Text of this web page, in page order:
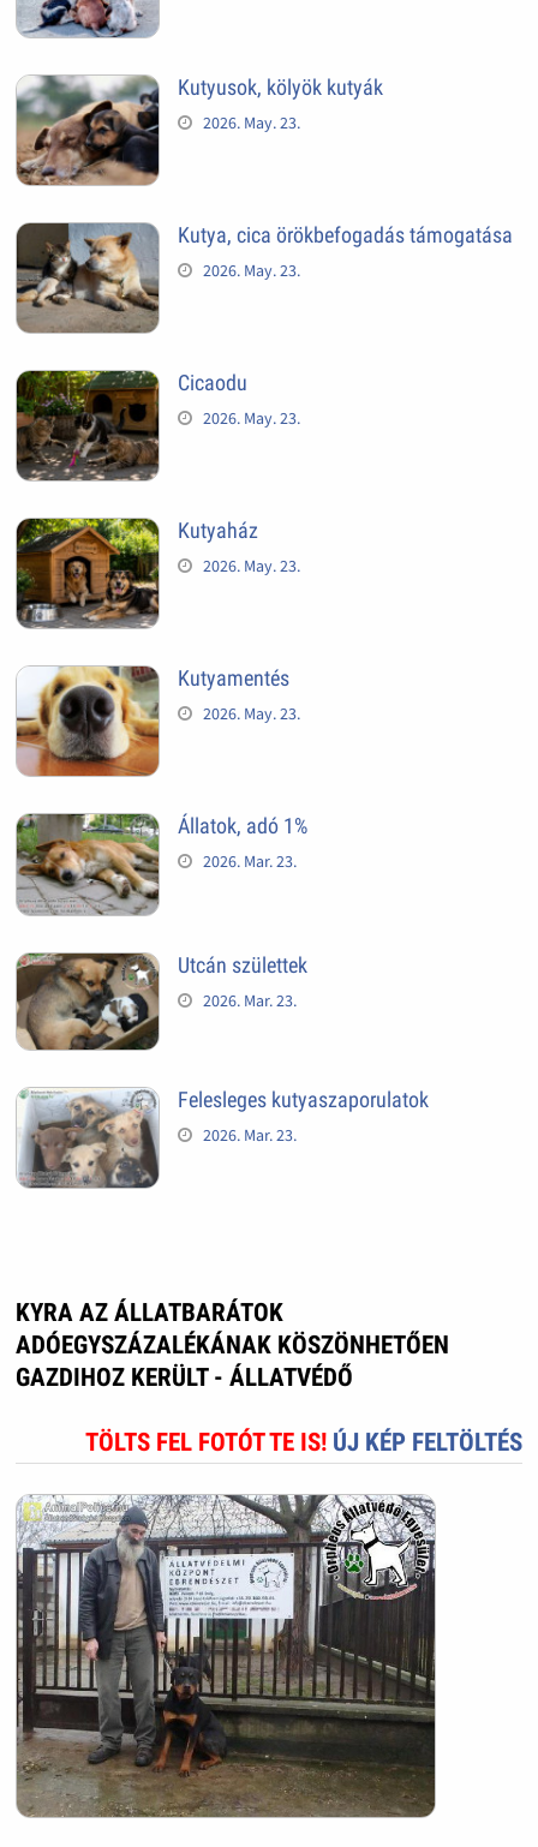
Kutyusok, kölyök kutyák
2026. May. 23.
Kutya, cica örökbefogadás támogatása
2026. May. 23.
Cicaodu
2026. May. 23.
Kutyaház
2026. May. 23.
Kutyamentés
2026. May. 23.
Állatok, adó 1%
2026. Mar. 23.
Utcán születtek
2026. Mar. 23.
Felesleges kutyaszaporulatok
2026. Mar. 23.
KYRA AZ ÁLLATBARÁTOK
ADÓEGYSZÁZALÉKÁNAK KÖSZÖNHETŐEN
GAZDIHOZ KERÜLT - ÁLLATVÉDŐ
TÖLTS FEL FOTÓT TE IS! ÚJ KÉP FELTÖLTÉS